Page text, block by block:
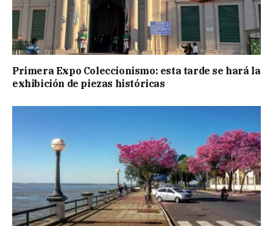
Primera Expo Coleccionismo: esta tarde se hará la
exhibición de piezas históricas